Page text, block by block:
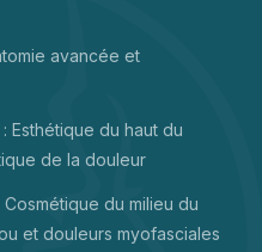
avancée et
Esthétique du haut du
de la douleur
du milieu du
et douleurs myofasciales